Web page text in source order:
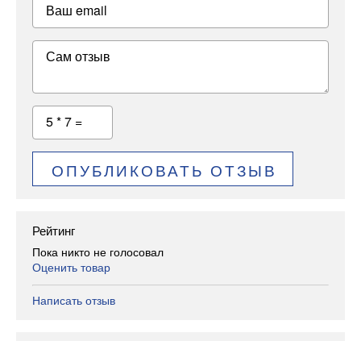
Ваш email
Сам отзыв
5 * 7 =
ОПУБЛИКОВАТЬ ОТЗЫВ
Рейтинг
Пока никто не голосовал
Оценить товар
Написать отзыв